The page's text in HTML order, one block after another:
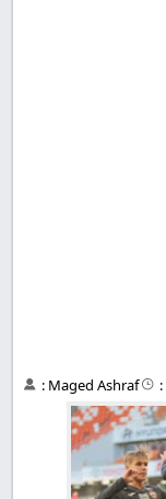
: Maged Ashraf :